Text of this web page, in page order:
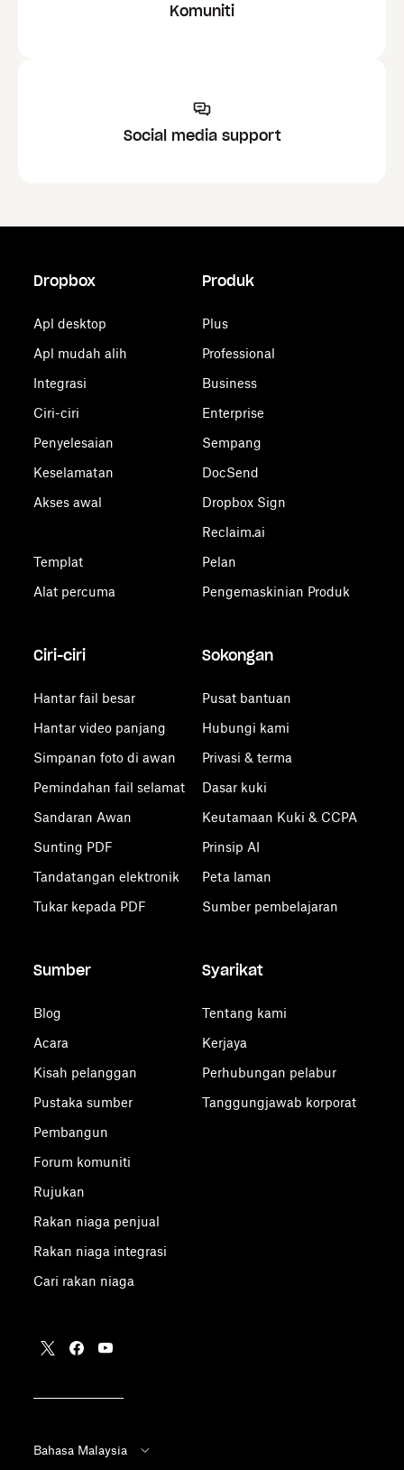
Komuniti
Social media support
Dropbox
Apl desktop
Apl mudah alih
Integrasi
Ciri-ciri
Penyelesaian
Keselamatan
Akses awal
Templat
Alat percuma
Produk
Plus
Professional
Business
Enterprise
Sempang
DocSend
Dropbox Sign
Reclaim.ai
Pelan
Pengemaskinian Produk
Ciri-ciri
Hantar fail besar
Hantar video panjang
Simpanan foto di awan
Pemindahan fail selamat
Sandaran Awan
Sunting PDF
Tandatangan elektronik
Tukar kepada PDF
Sokongan
Pusat bantuan
Hubungi kami
Privasi & terma
Dasar kuki
Keutamaan Kuki & CCPA
Prinsip AI
Peta laman
Sumber pembelajaran
Sumber
Blog
Acara
Kisah pelanggan
Pustaka sumber
Pembangun
Forum komuniti
Rujukan
Rakan niaga penjual
Rakan niaga integrasi
Cari rakan niaga
Syarikat
Tentang kami
Kerjaya
Perhubungan pelabur
Tanggungjawab korporat
Bahasa Malaysia